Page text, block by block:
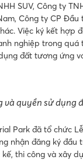
SUV, Công ty
Công ty CP
Việc ký kết hợp
nghiệp trong
đất tương ứng
và quyền sử dụng
Park đã tổ chức
nhận đăng ký đầu
thi công và xây